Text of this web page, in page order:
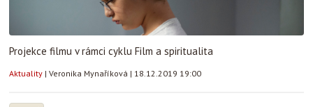
Projekce filmu v rámci cyklu Film a spiritualita
Aktuality | Veronika Mynaříková | 18.12.2019 19:00